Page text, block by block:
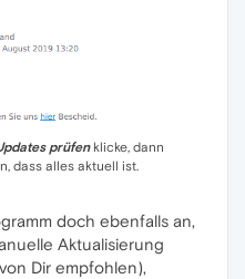
prüfenklicke, dann
dass alles aktuell ist.
doch ebenfalls an,
Aktualisierung
Dir empfohlen),